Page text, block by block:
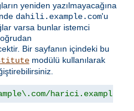
yeniden yazılmayacağına
dahili.example.com'u
varsa bunlar istemci
Bir sayfanın içindeki bu
modülü kullanılarak